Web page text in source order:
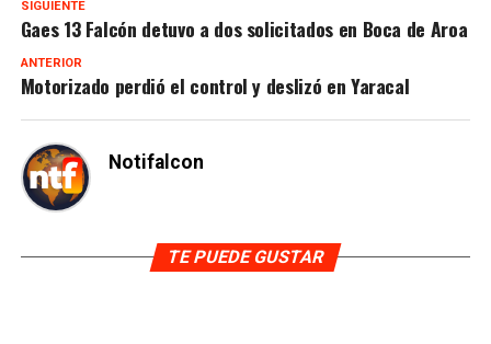
SIGUIENTE
Gaes 13 Falcón detuvo a dos solicitados en Boca de Aroa
ANTERIOR
Motorizado perdió el control y deslizó en Yaracal
Notifalcon
TE PUEDE GUSTAR